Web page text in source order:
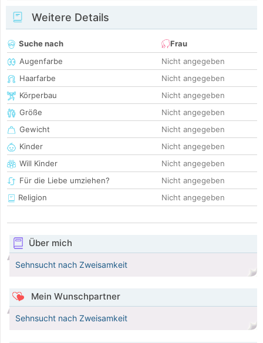
Weitere Details
Suche nach
Frau
Augenfarbe
Nicht angegeben
Haarfarbe
Nicht angegeben
Körperbau
Nicht angegeben
Größe
Nicht angegeben
Gewicht
Nicht angegeben
Kinder
Nicht angegeben
Will Kinder
Nicht angegeben
Für die Liebe umziehen?
Nicht angegeben
Religion
Nicht angegeben
Über mich
Sehnsucht nach Zweisamkeit
Mein Wunschpartner
Sehnsucht nach Zweisamkeit